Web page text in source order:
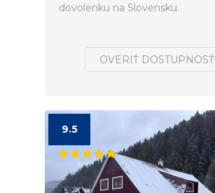
dovolenku na Slovensku.
OVERIŤ DOSTUPNOSŤ
9.5